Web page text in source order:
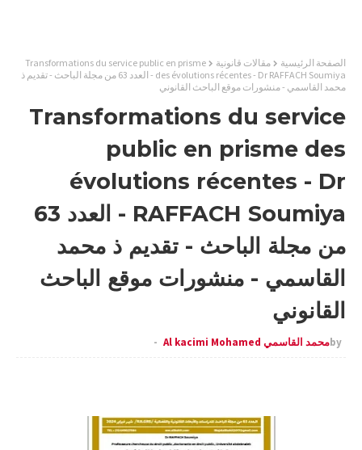
الصفحة الرئيسية مقالات قانونية
Transformations du service public en prisme
des évolutions récentes - Dr RAFFACH Soumiya - العدد 63 من مجلة الباحث - تقديم ذ
محمد القاسمي - منشورات موقع الباحث القانوني
Transformations du service
public en prisme des
évolutions récentes - Dr
RAFFACH Soumiya - العدد 63
من مجلة الباحث - تقديم ذ محمد
القاسمي - منشورات موقع الباحث
القانوني
byمحمد القاسمي Al kacimi Mohamed